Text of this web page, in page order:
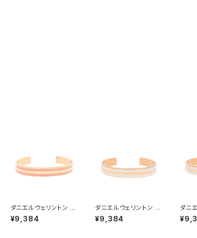
ダニエルウェリントン D
ANIEL WELLINGTON
バングル ブレスレット
¥9,384
ダニエルウェリントン D
ANIEL WELLINGTON
バングル ブレスレット
¥9,384
ダニ
バン